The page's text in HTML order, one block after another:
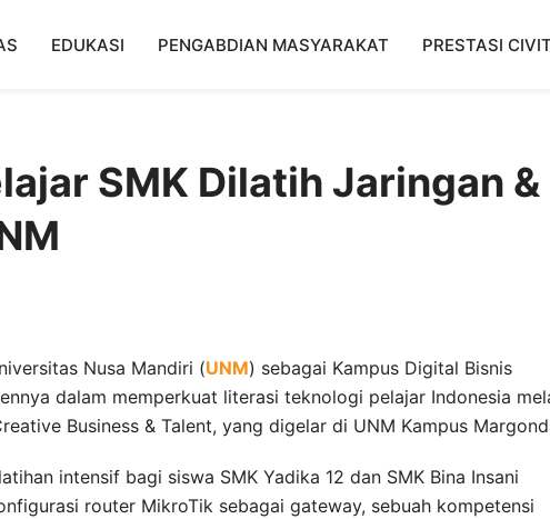
EDUKASI PENGABDIAN MASYARAKAT PRESTASI
SMK Dilatih Jaringan &
Nusa Mandiri (UNM) sebagai Kampus Digital Bisnis
dalam memperkuat literasi teknologi pelajar Indonesia
Business & Talent, yang digelar di UNM Kampus
intensif bagi siswa SMK Yadika 12 dan SMK Bina Insani
router MikroTik sebagai gateway, sebuah kompetensi